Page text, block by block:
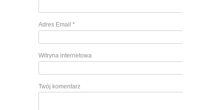
Adres Email *
Witryna internetowa
Twój komentarz